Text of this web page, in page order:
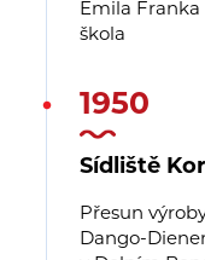
Emila Franka
škola
Sídliště
1950
Přesun
Dango-